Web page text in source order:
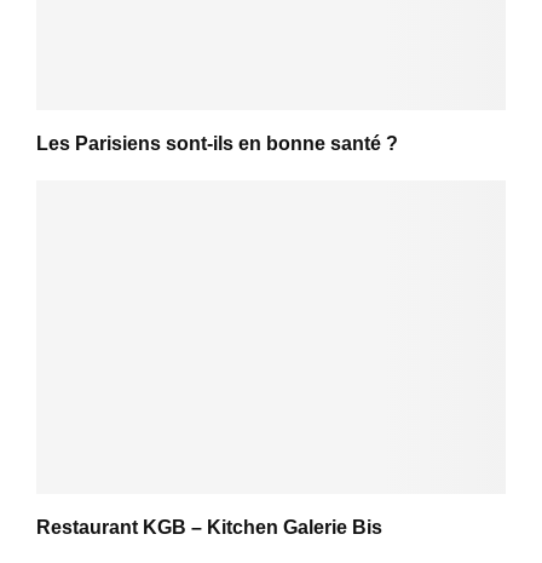
Les Parisiens sont-ils en bonne santé ?
Restaurant KGB – Kitchen Galerie Bis